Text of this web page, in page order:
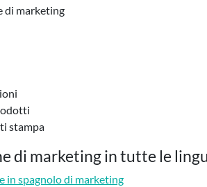
di marketing
stampa
di marketing in tutte le
in spagnolo di marketing